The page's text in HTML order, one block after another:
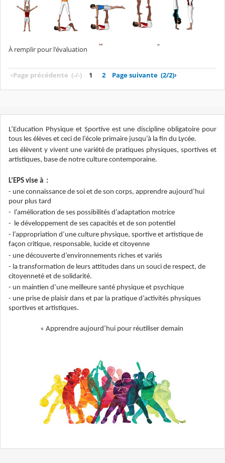
À remplir pour l'évaluation
‹Page précédente (-/-) 1 2 Page suivante (2/2)›
L’Education Physique et Sportive est une discipline obligatoire pour
tous les élèves et ceci de l’école primaire jusqu’à la fin du Lycée.
Les élèvent y vivent une variété de pratiques physiques, sportives et
artistiques, base de notre culture contemporaine.
L’EPS vise à :
- une connaissance de soi et de son corps, apprendre aujourd’hui
pour plus tard
- l’amélioration de ses possibilités d’adaptation motrice
- le développement de ses capacités et de son potentiel
- l’appropriation d’une culture physique, sportive et artistique de
façon critique, responsable, lucide et citoyenne
- une découverte d’environnements riches et variés
- la transformation de leurs attitudes dans un souci de respect, de
citoyenneté et de solidarité.
- un maintien d’une meilleure santé physique et psychique
- une prise de plaisir dans et par la pratique d’activités physiques
sportives et artistiques.
« Apprendre aujourd’hui pour réutiliser demain